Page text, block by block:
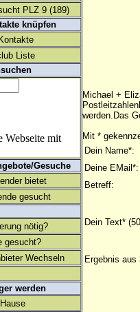
PLZ 9 (189)
knüpfen
Liste
Webseite mit
Gesuche
bietet
gesucht
nötig?
gesucht?
Wechseln
werden
Michael +
werden.Das
Mit *
Dein Name*:
Deine EMail*:
Betreff:
Dein Text*
Ergebnis aus